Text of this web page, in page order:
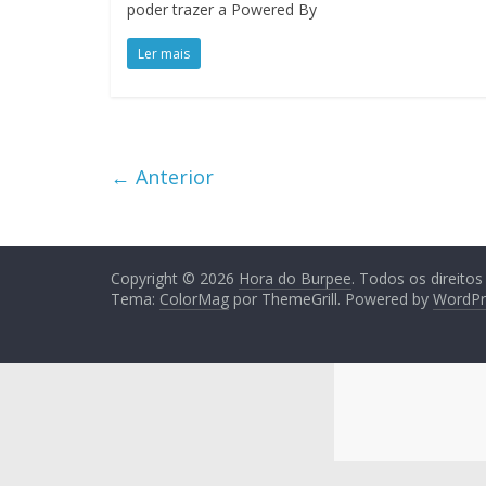
poder trazer a Powered By
Ler mais
← Anterior
Copyright © 2026 Hora do Burpee. Todos os
Tema: ColorMag por ThemeGrill. Powered by